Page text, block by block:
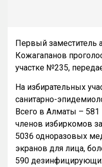
Первый заместитель
Кожагапанов
участке №235,
На избирательных
санитарно-
Всего в Алматы – 581
членов избиркомов
5036 одноразовых
экранов для лица,
590